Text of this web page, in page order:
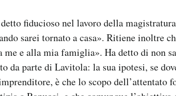
fiducioso nel lavoro della
sarei tornato a casa». Ritiene inoltre
me e alla mia famiglia». Ha detto di non
da parte di Lavitola: la sua ipotesi, se
è che lo scopo dell’attentato